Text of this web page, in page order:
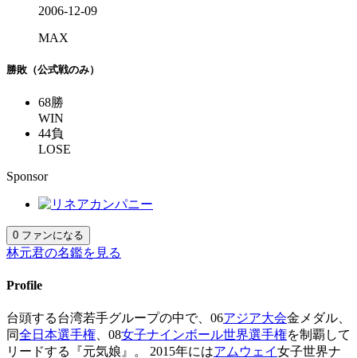
2006-12-09
MAX
勝敗（公式戦のみ）
68勝
WIN
44負
LOSE
Sponsor
0 ファンになる
林元君の名鑑を見る
Profile
台頭する台湾若手グループの中で、06アジア大会金メダル、
同全日本選手権 、08女子ナインボール世界選手権を制覇して
リードする『元気娘』。 2015年にはアムウェイ女子世界ナ